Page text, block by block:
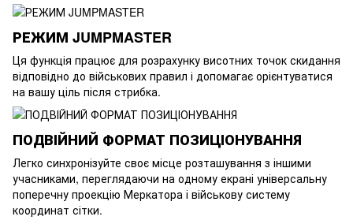
РЕЖИМ JUMPMASTER
Ця функція працює для розрахунку висотних точок скидання
відповідно до військових правил і допомагає орієнтуватися
на вашу ціль після стрибка.
ПОДВІЙНИЙ ФОРМАТ ПОЗИЦІОНУВАННЯ
Легко синхронізуйте своє місце розташування з іншими
учасниками, переглядаючи на одному екрані універсальну
поперечну проекцію Меркатора і військову систему
координат сітки.